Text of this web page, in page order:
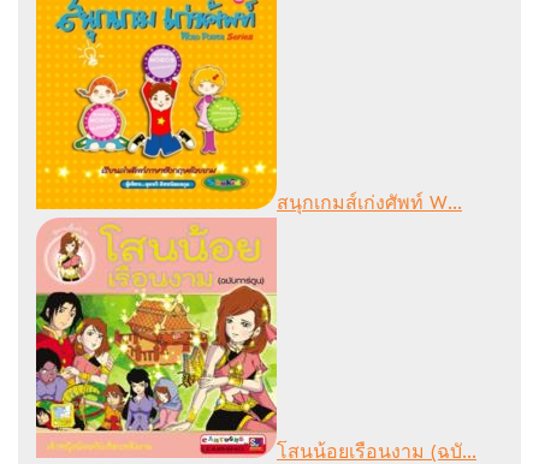
สนุกเกมส์เก่งศัพท์ W...
โสนน้อยเรือนงาม (ฉบั...